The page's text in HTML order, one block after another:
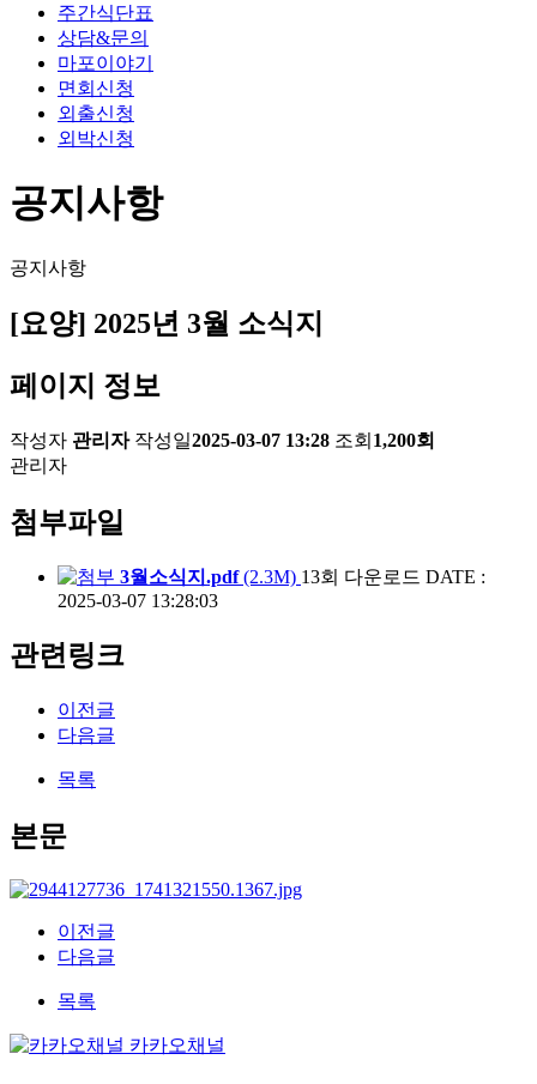
주간식단표
상담&문의
마포이야기
면회신청
외출신청
외박신청
공지사항
공지사항
[요양] 2025년 3월 소식지
페이지 정보
작성자 관리자 작성일2025-03-07 13:28 조회 1,200회
관리자
첨부파일
3월소식지.pdf(2.3M) 13회 다운로드 DATE :
2025-03-07 13:28:03
관련링크
이전글
다음글
목록
본문
이전글
다음글
목록
카카오채널